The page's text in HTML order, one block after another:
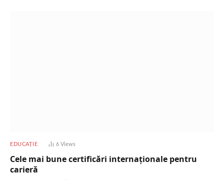
EDUCAȚIE 6Views
Cele mai bune certificări internaționale pentru
carieră